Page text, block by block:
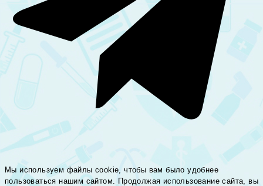
Мы используем файлы cookie, чтобы вам было удобнее
пользоваться нашим сайтом. Продолжая использование сайта, вы